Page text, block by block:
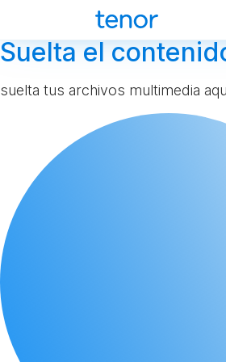
Suelta el
suelta tus archivos multimedia